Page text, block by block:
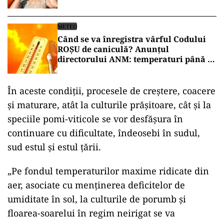
METEO
Când se va înregistra vârful Codului
ROȘU de caniculă? Anunțul
directorului ANM: temperaturi până la
În aceste condiţii, procesele de creştere, coacere
şi maturare, atât la culturile prăşitoare, cât şi la
speciile pomi-viticole se vor desfăşura în
continuare cu dificultate, îndeosebi în sudul,
sud estul şi estul ţării.
„Pe fondul temperaturilor maxime ridicate din
aer, asociate cu menţinerea deficitelor de
umiditate în sol, la culturile de porumb şi
floarea-soarelui în regim neirigat se va